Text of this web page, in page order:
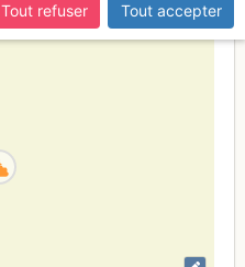
Tout refuser
Tout accepter